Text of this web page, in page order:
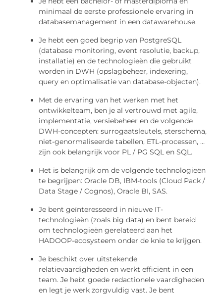
minimaal de eerste professionele ervaring in
databasemanagement in een datawarehouse.
Je hebt een goed begrip van PostgreSQL
(database monitoring, event resolutie, backup,
installatie) en de technologieën die gebruikt
worden in DWH (opslagbeheer, indexering,
query en optimalisatie van database-objecten).
Met de ervaring van het werken met het
ontwikkelteam, ben je al vertrouwd met agile,
implementatie, versiebeheer en de volgende
DWH-concepten: surrogaatsleutels, sterschema,
niet-genormaliseerde tabellen, ETL-processen, …
zijn ook belangrijk voor PL / PG SQL en SQL.
Het is belangrijk om de volgende technologieën
te begrijpen: Oracle DB, IBM-tools (Cloud Pack /
Data Stage / Cognos), Oracle BI, SAS.
Je bent geïnteresseerd in nieuwe IT-
technologieën (zoals big data) en bent bereid
om technologieën gerelateerd aan het
HADOOP-ecosysteem onder de knie te krijgen.
Je beschikt over uitstekende
relatievaardigheden en werkt efficiënt in een
team. Je hebt goede redactionele vaardigheden
en legt je werk zorgvuldig vast. Je bent